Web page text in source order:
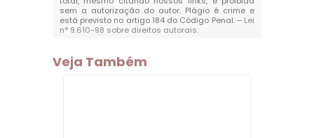
sem a autorização do autor. Plágio é crime e
está previsto no artigo 184 do Código Penal. – Lei
n° 9.610-98 sobre direitos autorais.
Veja Também